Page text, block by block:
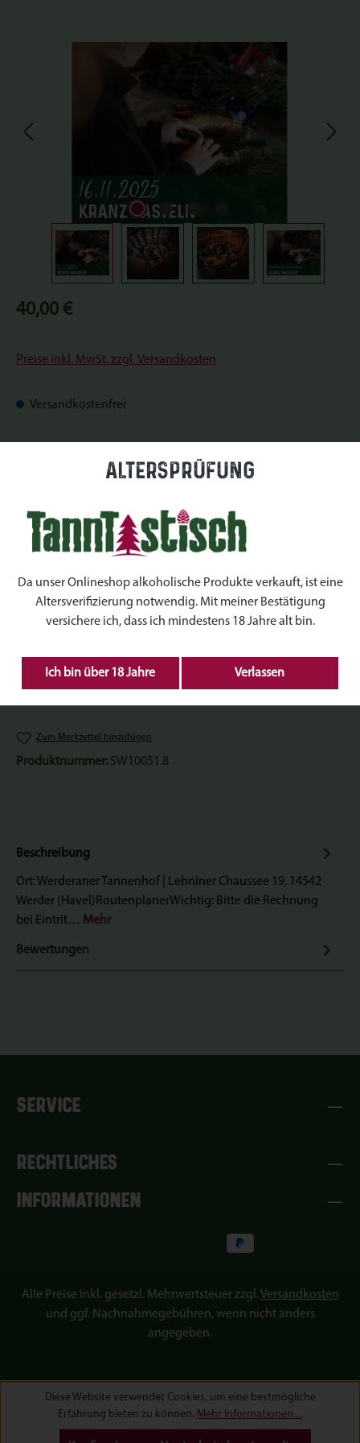
Regulärer Preis:
40,00 €
Preise inkl. MwSt. zzgl. Versandkosten
Versandkostenfrei
Uhrzeitenauswählen
auswählen
Produkt Anzahl: Gib den gewünschten Wert
IN DEN WARENKORB
Zum Merkzettel hinzufügen
Produktnummer: SW10051.8
Beschreibung
Ort: Werderaner Tannenhof | Lehniner Chaussee 19, 14542
Werder (Havel)RoutenplanerWichtig: Bitte die Rechnung
bei Eintrit… Mehr
Bewertungen
SERVICE
RECHTLICHES
INFORMATIONEN
Alle Preise inkl. gesetzl. Mehrwertsteuer zzgl. Versandkosten
und ggf. Nachnahmegebühren, wenn nicht anders
angegeben.
Diese Website verwendet Cookies, um eine bestmögliche
Erfahrung bieten zu können. Mehr Informationen ...
Altersprüfung
Da unser Onlineshop alkoholische Produkte verkauft, ist eine
Altersverifizierung notwendig. Mit meiner Bestätigung
versichere ich, dass ich mindestens 18 Jahre alt bin.
Ich bin über 18 Jahre Verlassen